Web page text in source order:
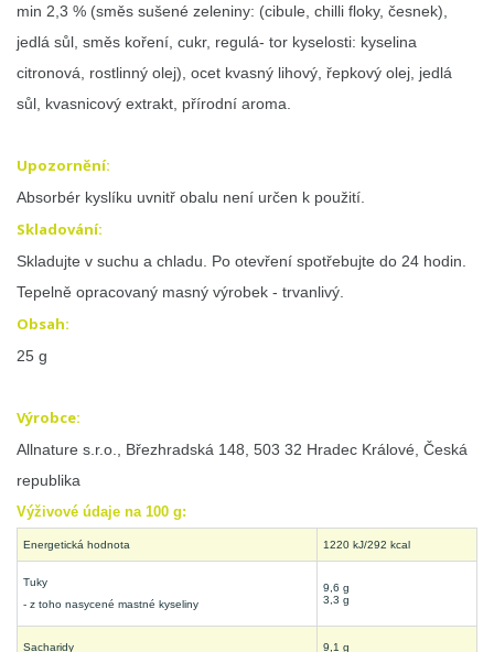
min 2,3 % (směs sušené zeleniny: (cibule, chilli floky, česnek),
jedlá sůl, směs koření, cukr, regulá- tor kyselosti: kyselina
citronová, rostlinný olej), ocet kvasný lihový, řepkový olej, jedlá
sůl, kvasnicový extrakt, přírodní aroma.
Upozornění:
Absorbér kyslíku uvnitř obalu není určen k použití.
Skladování:
Skladujte v suchu a chladu. Po otevření spotřebujte do 24 hodin.
Tepelně opracovaný masný výrobek - trvanlivý.
Obsah:
25 g
Výrobce:
Allnature s.r.o., Březhradská 148, 503 32 Hradec Králové, Česká
republika
Výživové údaje na 100 g:
Energetická hodnota 1220 kJ/292 kcal
Tuky
- z toho nasycené mastné kyseliny
9,6 g
3,3 g
Sacharidy 9,1 g